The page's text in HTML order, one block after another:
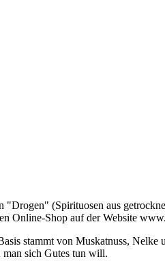
"Drogen" (Spirituosen aus
Online-Shop auf der Website
stammt von Muskatnuss, Nelke
man sich Gutes tun will.